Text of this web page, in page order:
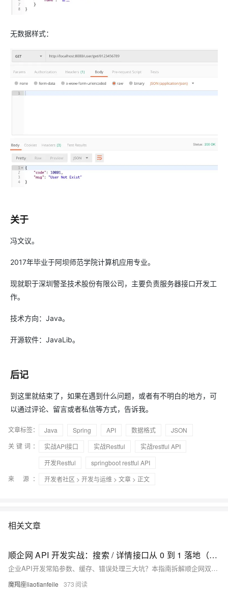
无数据样式：
关于
冯文议。
2017年毕业于阿坝师范学院计算机应用专业。
现就职于深圳警圣技术股份有限公司，主要负责服务器接口开发工
作。
技术方向：Java。
开源软件：JavaLib。
后记
到这里就结束了，如果在遇到什么问题，或者有不明白的地方，可
以通过评论、留言或者私信等方式，告诉我。
文章标签： Java Spring API 数据格式
JSON
关键词：
实战API接口 实战Restful
实战restful API
开发Restful
springboot restful API
来 源：
开发者社区 > 开发与运维 > 文章 > 正文
相关文章
顺企网 API 开发实战：搜索 / 详情接口从 0 到 1 落地（附 Elasticsearch 优化 + 错误速查）
企业API开发常陷参数、缓存、错误处理三大坑？本指南拆解顺企网双接口全流程，涵盖搜索优化、签名验证、限流应对，附可复用代码与错误速查表，助你2小时高效搞定开发，提升响应速度与稳定性。
魔羯座liaotianfeile 373